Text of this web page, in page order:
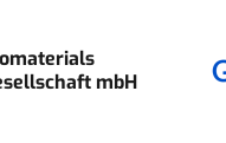
mbH